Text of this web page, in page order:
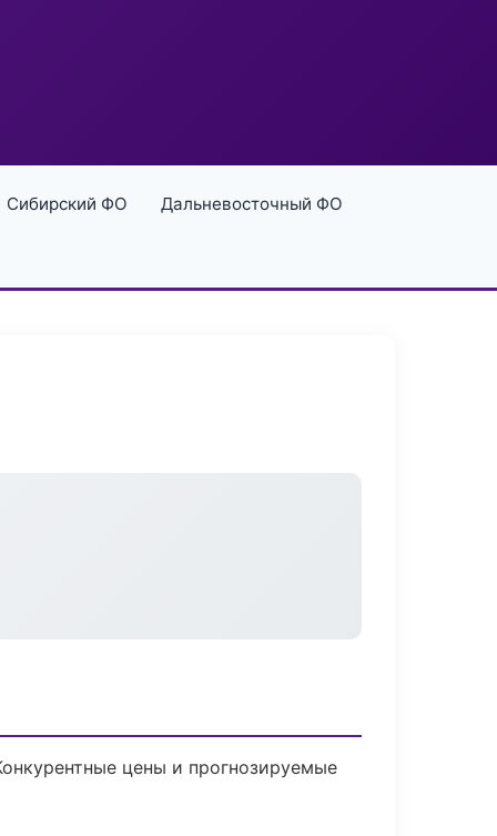
Сибирский ФО Дальневосточный ФО
цены и прогнозируемые